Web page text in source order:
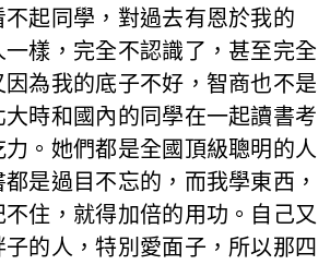
起同學，對過去有恩於我的
樣，完全不認識了，甚至完全
為我的底子不好，智商也不是
時和國內的同學在一起讀書考
。她們都是全國頂級聰明的人
是過目不忘的，而我學東西，
住，就得加倍的用功。自己又
的人，特別愛面子，所以那四